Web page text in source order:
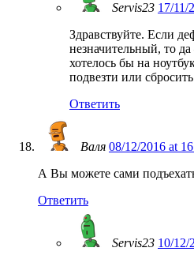
Servis23 17/11/
Здравствуйте. Если
незначительный, то
хотелось бы на
подвезти или
Ответить
Валя 08/12/2016 at
А Вы можете сами
Ответить
Servis23 10/12/